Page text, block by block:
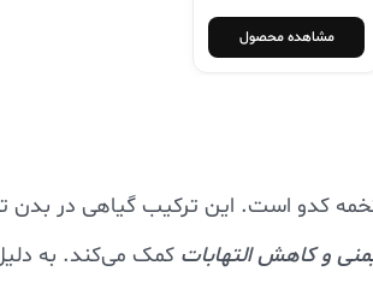
مشاهده محصول
کدو است. این ترکیب گیاهی در بدن
و کاهش التهابات کمک می‌کند. به